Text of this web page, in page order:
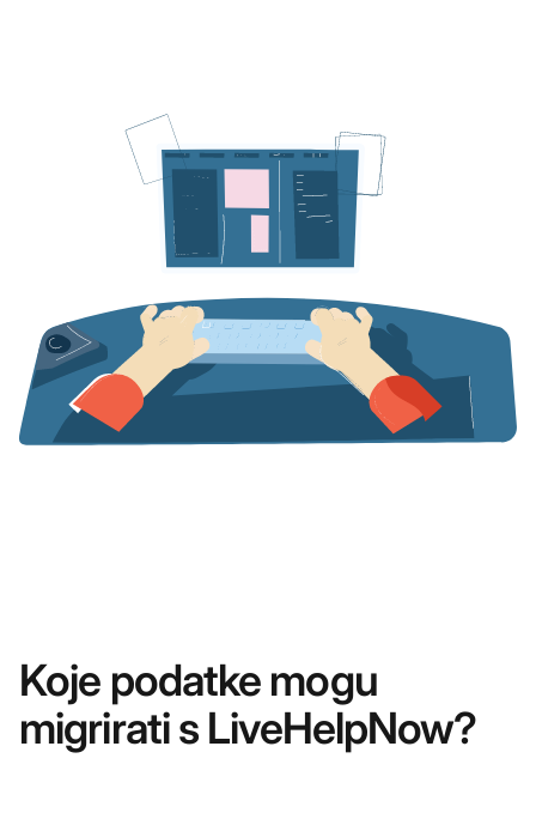
Koje podatke mogu
migrirati s LiveHelpNow?